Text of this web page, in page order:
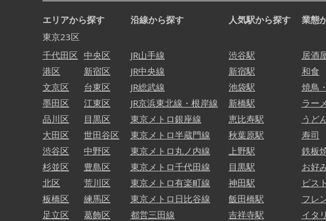
エリアから探す
東京23区
千代田区
港区
文京区
墨田区
品川区
大田区
渋谷区
杉並区
北区
板橋区
足立区
中央区
新宿区
台東区
江東区
目黒区
世田谷区
中野区
豊島区
荒川区
練馬区
葛飾区
沿線から探す
JR山手線
JR中央線
JR総武線
JR京浜東北線・根岸線
東京メトロ銀座線
東京メトロ半蔵門線
東京メトロ丸ノ内線
東京メトロ千代田線
東京メトロ有楽町線
東京メトロ日比谷線
都営三田線
人気駅から探す
渋谷駅
新宿駅
池袋駅
新橋駅
恵比寿駅
秋葉原駅
上野駅
目黒駅
神田駅
飯田橋駅
吉祥寺駅
業態
居酒
和食
焼鳥
ラー
うど
寿司
鉄板
お好
ビス
フレ
イタ